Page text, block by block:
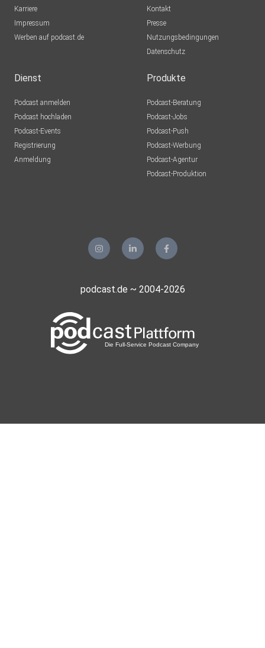
Karriere
Impressum
Werben auf podcast.de
Kontakt
Presse
Nutzungsbedingungen
Datenschutz
Dienst
Podcast anmelden
Podcast hochladen
Podcast-Events
Registrierung
Anmeldung
Produkte
Podcast-Beratung
Podcast-Jobs
Podcast-Push
Podcast-Werbung
Podcast-Agentur
Podcast-Produktion
podcast.de ~ 2004-2026